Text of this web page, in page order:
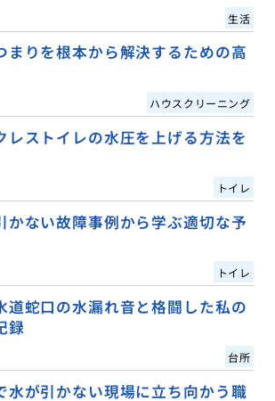
生活
まりを根本から解決するための高
ハウスクリーニング
レストイレの水圧を上げる方法を
トイレ
かない故障事例から学ぶ適切な予
トイレ
道蛇口の水漏れ音と格闘した私の
録
台所
水が引かない現場に立ち向かう職